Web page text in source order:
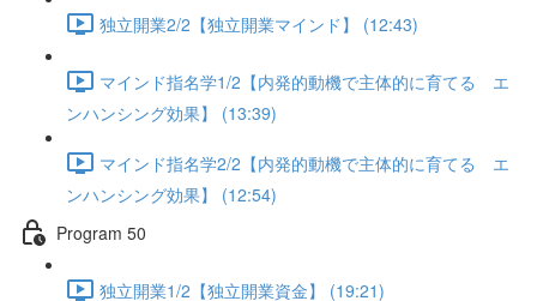
独立開業2/2【独立開業マインド】 (12:43)
マインド指名学1/2【内発的動機で主体的に育てる エ
ンハンシング効果】 (13:39)
マインド指名学2/2【内発的動機で主体的に育てる エ
ンハンシング効果】 (12:54)
Program 50
独立開業1/2【独立開業資金】 (19:21)